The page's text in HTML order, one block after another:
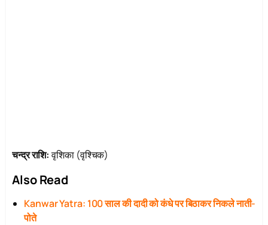
चन्द्र राशि:वृशिका (वृश्चिक)
Also Read
Kanwar Yatra: 100 साल की दादी को कंधे पर बिठाकर निकले नाती-
पोते